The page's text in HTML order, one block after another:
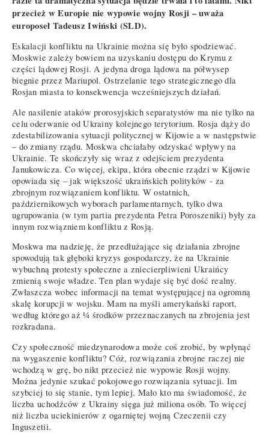
przecież w Europie nie wypowie wojny Rosji – uważa
europoseł Tadeusz Iwiński (SLD).
Eskalacji konfliktu na Ukrainie można się było spodziewać.
Moskwie zależy bowiem na uzyskaniu dostępu do Krymu z
części lądowej Rosji. A jedyna droga lądowa na półwysep
biegnie przez Mariupol. Ostrzelanie tego strategicznego dla
Rosjan miasta to konsekwencja wcześniejszych działań.
Ale nasilenie ataków prorosyjskich separatystów ma nie tylko na
celu oderwanie od Ukrainy kolejnego terytorium. Rosja dąży do
zdestabilizowania sytuacji politycznej w Kijowie a w następstwie
– do zmiany rządu. Moskwa chciałaby odzyskać wpływy na
Ukrainie. Te skończyły się wraz z odejściem prezydenta
Janukowicza. Co więcej, ekipa, która obecnie rządzi w Kijowie
opowiada się – jak większość ukraińskich polityków - za
zbrojnym rozwiązaniem konfliktu. W ostatnich,
październikowych wyborach parlamentarnych, tylko dwa
ugrupowania (w tym partia prezydenta Petra Poroszeniki) były za
innym rozwiązniem konfliktu z Rosją.
Moskwa ma nadzieję, że przedłużające się działania zbrojne
spowodują tak głęboki kryzys gospodarczy, że na Ukrainie
wybuchną protesty społeczne a zniecierpliwieni Ukraińcy
zmienią swoje władze. Ten plan wydaje się być dość realny.
Zwłaszcza wobec informacji na temat występującej na ogromną
skalę korupcji w wojsku. Mam na myśli amerykański raport,
według którego aż ¼ środków przeznaczanych na zbrojenia jest
rozkradana.
Czy społeczność miedzynarodowa może coś zrobić, by wpłynąć
na wygaszenie konfliktu? Cóż, rozwiązania zbrojne raczej nie
wchodzą w grę, bo nikt przecież nie wypowie Rosji wojny.
Można jedynie szukać pokojowego rozwiązania sytuacji. Im
szybciej to się stanie, tym lepiej. Mało kto ma świadomość, że
liczba uchodźców z Ukrainy sięga już miliona osób. To więcej
niż liczba uciekinierów z ogarniętej wojną Czeczenii czy
Inguszetii.